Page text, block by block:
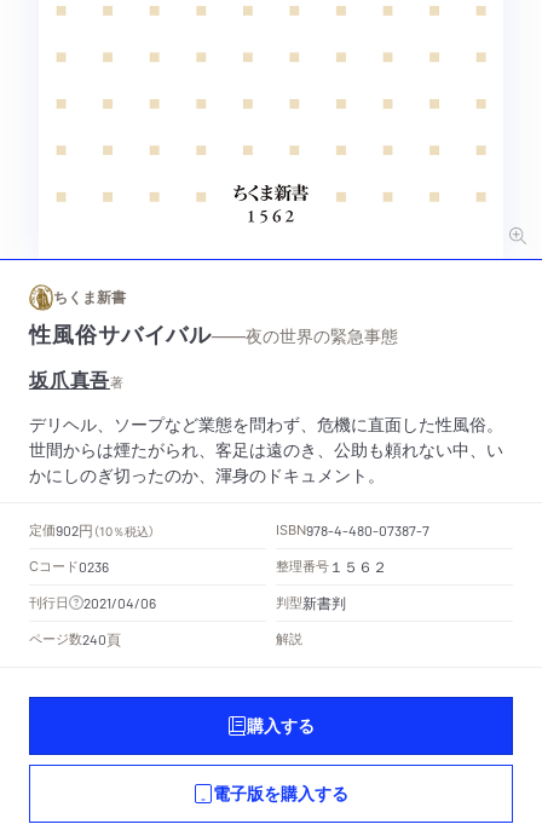
ちくま新書
性風俗サバイバル——夜の世界の緊急事態
坂爪真吾著
デリヘル、ソープなど業態を問わず、危機に直面した性風俗。
世間からは煙たがられ、客足は遠のき、公助も頼れない中、い
かにしのぎ切ったのか、渾身のドキュメント。
定価902円 （10％税込） ISBN978-4-480-07387-7
Cコード0236 整理番号 １５６２
刊行日 2021/04/06 判型新書判
ページ数240頁 解説
購入する
電子版を購入する